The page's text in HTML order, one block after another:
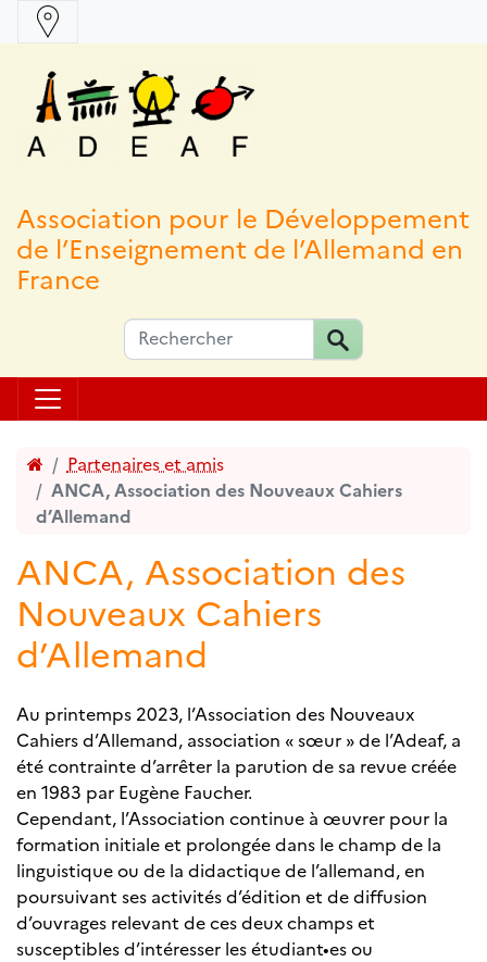
Association pour le Développement
de l’Enseignement de l’Allemand en
France
Accueil
Partenaires et amis
ANCA, Association des Nouveaux Cahiers
d’Allemand
ANCA, Association des
Nouveaux Cahiers
d’Allemand
Au printemps 2023, l’Association des Nouveaux
Cahiers d’Allemand, association « sœur » de l’Adeaf, a
été contrainte d’arrêter la parution de sa revue créée
en 1983 par Eugène Faucher.
Cependant, l’Association continue à œuvrer pour la
formation initiale et prolongée dans le champ de la
linguistique ou de la didactique de l’allemand, en
poursuivant ses activités d’édition et de diffusion
d’ouvrages relevant de ces deux champs et
susceptibles d’intéresser les étudiant•es ou